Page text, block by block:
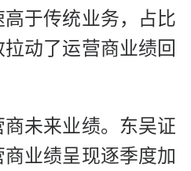
于传统业务，占比
动了运营商业绩回
未来业绩。东吴证
业绩呈现逐季度加